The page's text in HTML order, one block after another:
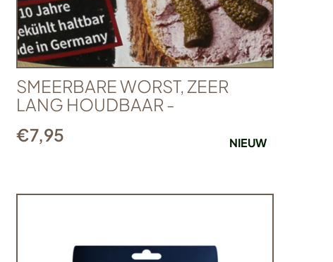
SMEERBARE WORST, ZEER
LANG HOUDBAAR -
€7,95 NIEUW